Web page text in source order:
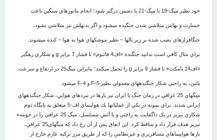
خود نظير ميگ-19 يا ميگ-21 با دشمن درگير شود؛ انجام مانورهاي سنگين باعث
خسارت و نهايتن متلاشي شدن جنگنده مي‏شود و اگر بدنه‏اش نيز متلاشي نشود،
جنگ‏افزارهاي نصب شده بر زير بالها – نظير موشكهاي هوا به هوا – كنده مي‏شوند.
براي مثال كافي است بدانيد جنگندة «اف4 فانتوم» تا فشار 7 برابر g و شكاري رهگير
«اف14 تامکت» تا فشار 9 برابر g را تحمل مي‏كنند؛ بنابراین ميگ25 در ارتفاع و سرعت
پائين، به راحتي شكار جنگنده‏‎هاي معمولي نظير F-5 و F-4 مي‏شود.
ميگهاي 25 عراقي در زمان جنگ با ايران نيز بارها در نبردهاي هوايي، شكار جنگنده‏هاي
ايراني شدند. براي نمونه در يكي از عملياتها يك هواپيماي اف-5 متعلق به پايگاه دوم
شكاري تبريز در یک داگ‏فایت به راحتي و با آتش مسلسل، ميگ 25 عراقي را در حومهء
تبریز هدف قرار داد و ساقط کرد. اين اتفاق پس از آن رخ داد كه ميگهاي25 عراقي،
بارها هواپيماهاي مسافربري و غيرنظامي را كه از طريق مرز تركيه عازم خارج از